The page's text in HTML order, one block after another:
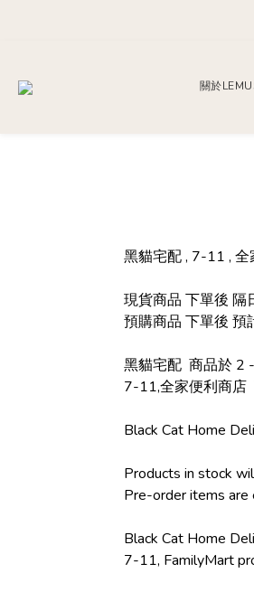
關於
黑貓宅配 , 7-11 ,
現貨商品 下單後 隔
預購商品 下單後
黑貓宅配 商品於 2
7-11,全家便利商店
Black Cat Home
Products in stock
Pre-order items
Black Cat Home
7-11, FamilyMart